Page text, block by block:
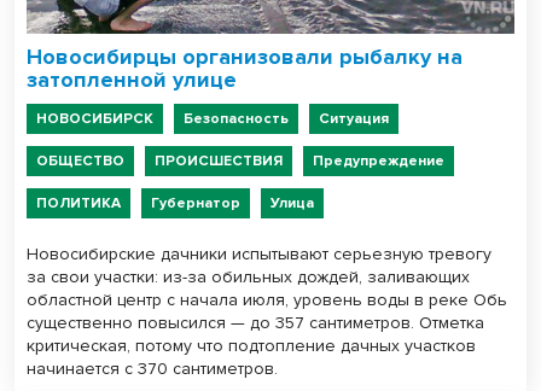
Новосибирцы организовали рыбалку на
затопленной улице
НОВОСИБИРСК Безопасность Ситуация
ОБЩЕСТВО ПРОИСШЕСТВИЯ Предупреждение
ПОЛИТИКА Губернатор Улица
Новосибирские дачники испытывают серьезную тревогу
за свои участки: из-за обильных дождей, заливающих
областной центр с начала июля, уровень воды в реке Обь
существенно повысился — до 357 сантиметров. Отметка
критическая, потому что подтопление дачных участков
начинается с 370 сантиметров.